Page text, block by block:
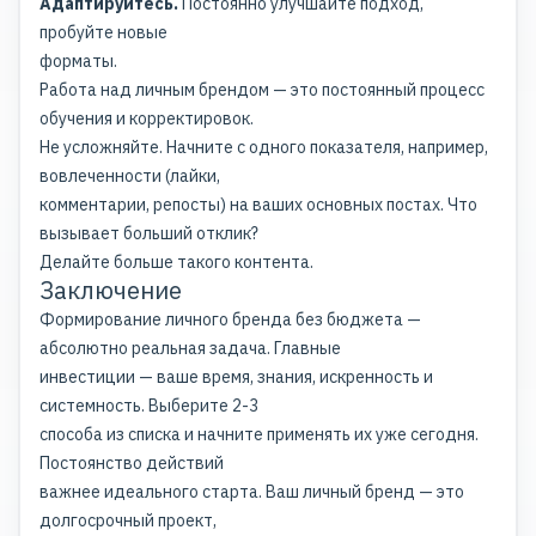
пробуйте новые
форматы.
Работа над личным брендом — это постоянный процесс
обучения и корректировок.
Не усложняйте. Начните с одного показателя, например,
вовлеченности (лайки,
комментарии, репосты) на ваших основных постах. Что
вызывает больший отклик?
Делайте больше такого контента.
Заключение
Формирование личного бренда без бюджета —
абсолютно реальная задача. Главные
инвестиции — ваше время, знания, искренность и
системность. Выберите 2-3
способа из списка и начните применять их уже сегодня.
Постоянство действий
важнее идеального старта. Ваш личный бренд — это
долгосрочный проект,